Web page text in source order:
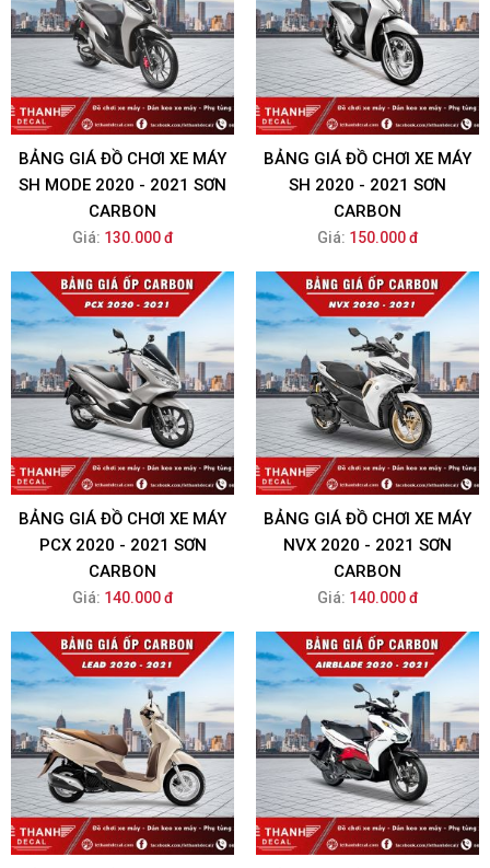
BẢNG GIÁ ĐỒ CHƠI XE MÁY
SH MODE 2020 - 2021 SƠN
CARBON
Giá: 130.000 đ
BẢNG GIÁ ĐỒ CHƠI XE MÁY
SH 2020 - 2021 SƠN
CARBON
Giá: 150.000 đ
BẢNG GIÁ ĐỒ CHƠI XE MÁY
PCX 2020 - 2021 SƠN
CARBON
Giá: 140.000 đ
BẢNG GIÁ ĐỒ CHƠI XE MÁY
NVX 2020 - 2021 SƠN
CARBON
Giá: 140.000 đ